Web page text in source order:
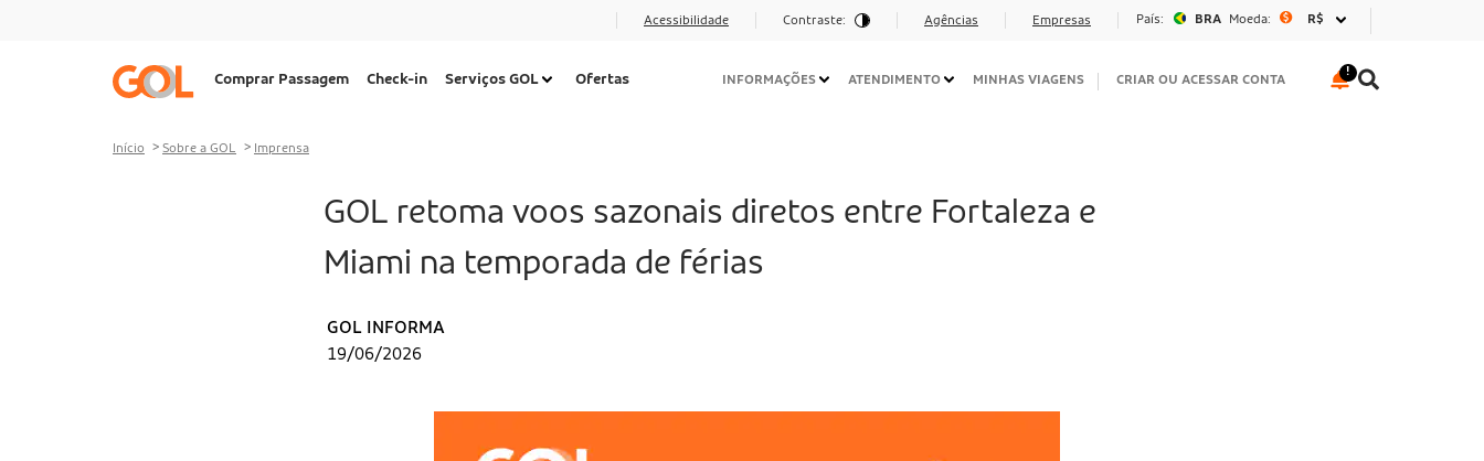
Acessibilidade Contraste: Agências Empresas País: BRA Moeda: R$
Navegação
Comprar Passagem Check-in Serviços GOL Ofertas
Navegação
INFORMAÇÕES ATENDIMENTO MINHAS VIAGENS CRIAR OU ACESSAR CONTA
Início Sobre a GOL Imprensa
GOL retoma voos sazonais diretos entre Fortaleza e
Miami na temporada de férias
GOL INFORMA
19/06/2026